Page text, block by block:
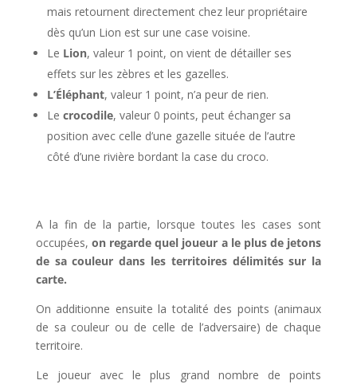
mais retournent directement chez leur propriétaire
dès qu’un Lion est sur une case voisine.
Le Lion, valeur 1 point, on vient de détailler ses
effets sur les zèbres et les gazelles.
L’Éléphant, valeur 1 point, n’a peur de rien.
Le crocodile, valeur 0 points, peut échanger sa
position avec celle d’une gazelle située de l’autre
côté d’une rivière bordant la case du croco.
A la fin de la partie, lorsque toutes les cases sont
occupées, on regarde quel joueur a le plus de jetons
de sa couleur dans les territoires délimités sur la
carte.
On additionne ensuite la totalité des points (animaux
de sa couleur ou de celle de l’adversaire) de chaque
territoire.
Le joueur avec le plus grand nombre de points